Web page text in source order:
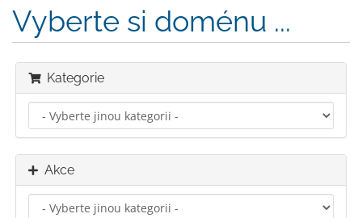
Vyberte si doménu ...
Kategorie
Akce